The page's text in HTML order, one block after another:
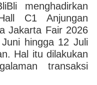
menghadirkan engagement
pada Jakarta Fair 2026. |
menghadirkan
C1 Anjungan
Jakarta Fair 2026
hingga 12 Juli
Hal itu dilakukan
transaksi